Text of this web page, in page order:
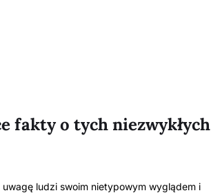
fakty o tych niezwykłych
ludzi swoim nietypowym wyglądem i